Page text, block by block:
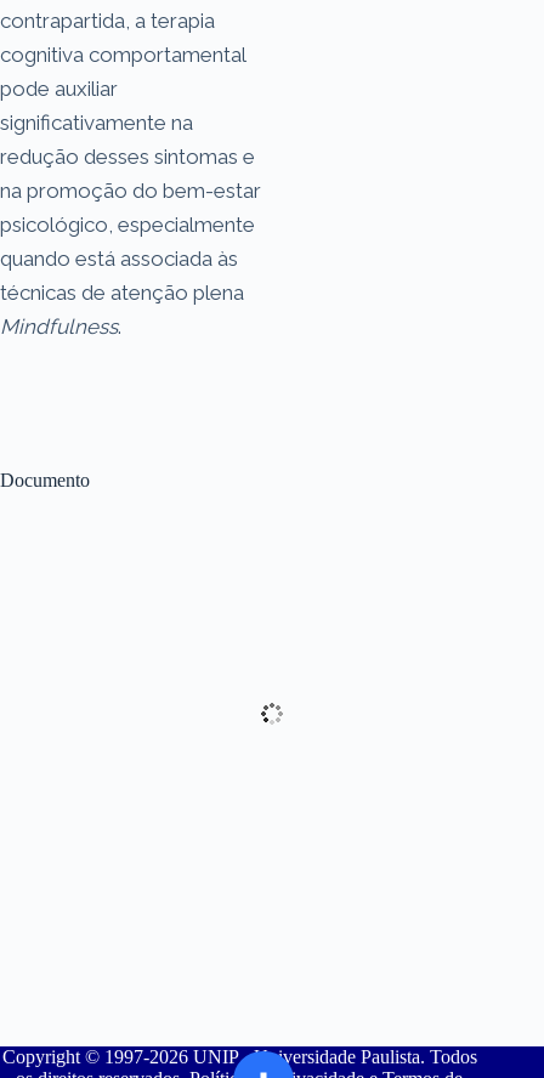
Documento
contrapartida, a terapia
cognitiva comportamental
pode auxiliar
significativamente na
redução desses sintomas e
na promoção do bem-estar
psicológico, especialmente
quando está associada às
técnicas de atenção plena
Mindfulness.
Copyright © 1997-2026 UNIP - Universidade Paulista. Todos